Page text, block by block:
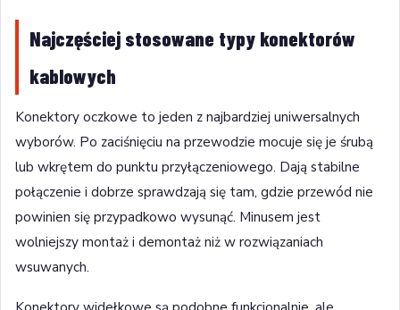
Najczęściej stosowane typy konektorów
kablowych
Konektory oczkowe to jeden z najbardziej uniwersalnych
wyborów. Po zaciśnięciu na przewodzie mocuje się je śrubą
lub wkrętem do punktu przyłączeniowego. Dają stabilne
połączenie i dobrze sprawdzają się tam, gdzie przewód nie
powinien się przypadkowo wysunąć. Minusem jest
wolniejszy montaż i demontaż niż w rozwiązaniach
wsuwanych.